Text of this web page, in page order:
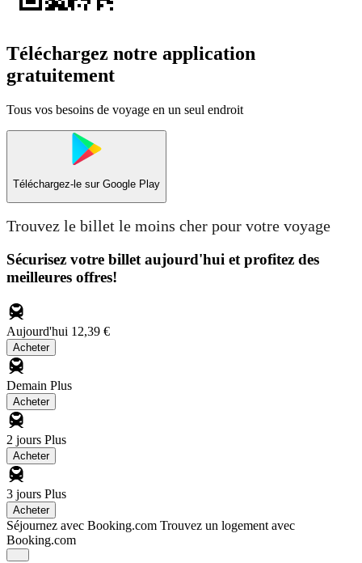
Téléchargez notre application
gratuitement
Tous vos besoins de voyage en un seul endroit
Téléchargez-le sur Google Play
Trouvez le billet le moins cher pour votre voyage
Sécurisez votre billet aujourd'hui et profitez des
meilleures offres!
Aujourd'hui 12,39 €
Acheter
Demain Plus
Acheter
2 jours Plus
Acheter
3 jours Plus
Acheter
Séjournez avec Booking.com Trouvez un logement avec
Booking.com